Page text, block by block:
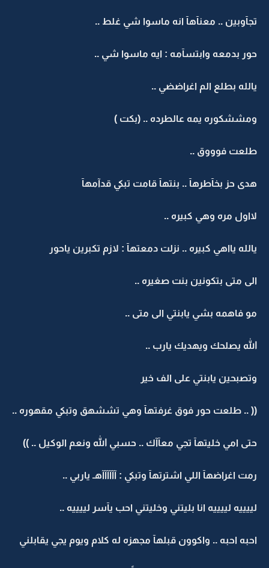
تجآوبين .. معنآهآ انه ماسوا شي غلط ..
حور بدمعه وابتسآمه : ايه ماسوا شي ..
يالله بطلع الم اغراضضي ..
ومششكوره يمه عالطرده .. (بكت )
طلعت فوووق ..
هدى حز بخآطرهآ .. بنتهآ قامت تبكي قدآمهآ
لااول مره وهي كبيره ..
يالله يااهي كبيره .. نزلت دمعتهآ : لازم تكبرين ياحور
الى متى بتكونين بنت صغيره ..
مو فاهمه بشي يابنتي الى متى ..
الله يصلحك ويهديك يارب ..
وتصبحين يابنتي على الف خير
(( .. طلعت حور فوق غرفتهآ وهي تششهق وتبكي مقهوره ..
حتى امي خليتهآ تجي معآآك .. حسبي الله ونعم الوكيل .. ))
رمت اغراضهآ اللي اشترتهآ وتبكي : آآآآآآهـ ياربي ..
لييييه لييييه انا بليتني وخليتني احب يآسر لييييه ..
احبه احبه .. واكوون قبلهآ مجهزه له كلام ويوم يجي يقابلني